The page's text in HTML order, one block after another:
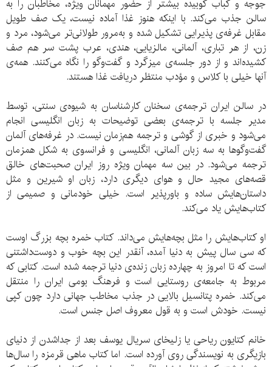
جوجه و کباب کوبیده بیشتر از حضور مهمانان ویژه، مخاطبان را به
سالن جذب می‌کند. با اینکه هنوز غذا آماده نیست‌، یک صف طویل
مقابل غرفه‌ی پذیرایی تشکیل شده و به‌مرور طولانی‌تر می‌شود، مرد و
زن، از هر تباری، آلمانی، مالزیایی، هندی، عرب پشت سر هم صف
کشیده‌اند و از دور جلسه‌ی میزگرد و گفت‌وگو را نگاه می‌کنند. همه‌ی
آنها خیلی با کلاس و مؤدب منتظر دریافت غذا هستند.
در سالن ایران ترجمه‌ی سخنان کارشناسان به شیوه‌ی سنتی، توسط
مدیر جلسه با ترجمه‌ی بعضی توضیحات به زبان انگلیسی انجام
می‌شود و خبری از گوشی و ترجمه هم‌زمان نیست. در غرفه‌های آلمان
گفت‌وگوها به سه زبان آلمانی، انگلیسی و فرانسوی به شکل همزمان
ترجمه می‌شود. در بین سه مهمان ویژه روز ایران صحبت‌های خالق
قصه‌های مجید حال و هوای دیگری دارد، زبان او شیرین و مثل
داستان‌هایش ساده و باورپذیر است. خیلی خودمانی و صمیمی از
کتاب‌هایش یاد می‌کند.
او کتاب‌هایش را مثل بچه‌هایش می‌داند. کتاب خمره بچه بزرگ اوست
که سی سال پیش به دنیا آمده، آنقدر این بچه خوب و دوست‌داشتنی
است که تا امروز به چهارده زبان زنده‌ی دنیا ترجمه شده است. کتابی که
مربوط به جامعه‌ی روستایی است و فرهنگ بومی ایران را منتقل
می‌کند. خمره پتانسیل بالایی در جذب مخاطب جهانی دارد چون کپی
نیست. خودش است و به قول معروف اصل جنس است.
خانم کتایون ریاحی یا زلیخای سریال یوسف بعد از جداشدن از دنیای
بازیگری به نویسندگی روی آورده است. اما کتاب ماهی قرمزه را سال‌ها